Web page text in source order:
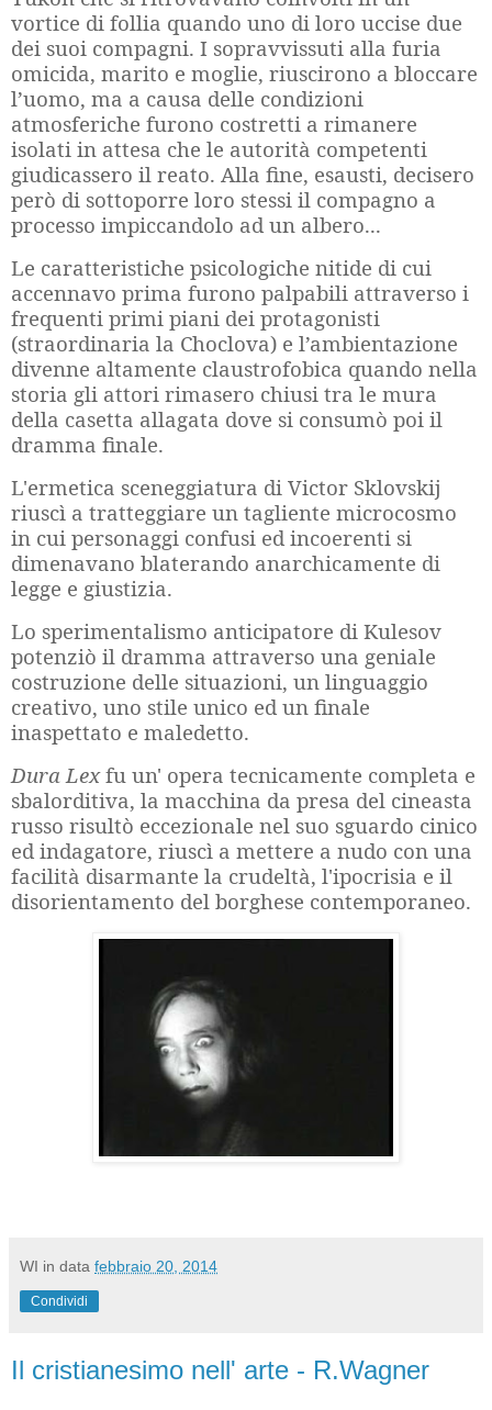
vortice di follia quando uno di loro uccise due
dei suoi compagni. I sopravvissuti alla furia
omicida, marito e moglie, riuscirono a bloccare
l’uomo, ma a causa delle condizioni
atmosferiche furono costretti a rimanere
isolati in attesa che le autorità competenti
giudicassero il reato. Alla fine, esausti, decisero
però di sottoporre loro stessi il compagno a
processo impiccandolo ad un albero...
Le caratteristiche psicologiche nitide di cui
accennavo prima furono palpabili attraverso i
frequenti primi piani dei protagonisti
(straordinaria la Choclova) e l’ambientazione
divenne altamente claustrofobica quando nella
storia gli attori rimasero chiusi tra le mura
della casetta allagata dove si consumò poi il
dramma finale.
L'ermetica sceneggiatura di Victor Sklovskij
riuscì a tratteggiare un tagliente microcosmo
in cui personaggi confusi ed incoerenti si
dimenavano blaterando anarchicamente di
legge e giustizia.
Lo sperimentalismo anticipatore di Kulesov
potenziò il dramma attraverso una geniale
costruzione delle situazioni, un linguaggio
creativo, uno stile unico ed un finale
inaspettato e maledetto.
Dura Lexfu un' opera tecnicamente completa e
sbalorditiva, la macchina da presa del cineasta
russo risultò eccezionale nel suo sguardo cinico
ed indagatore, riuscì a mettere a nudo con una
facilità disarmante la crudeltà, l'ipocrisia e il
disorientamento del borghese contemporaneo.
WI in data febbraio 20, 2014
Condividi
Il cristianesimo nell' arte - R.Wagner